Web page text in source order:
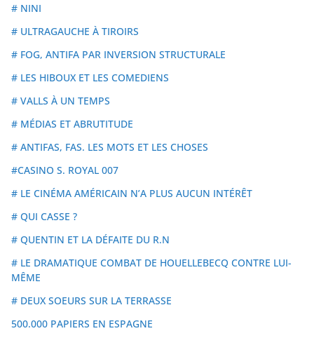
# NINI
# ULTRAGAUCHE À TIROIRS
# FOG, ANTIFA PAR INVERSION STRUCTURALE
# LES HIBOUX ET LES COMEDIENS
# VALLS À UN TEMPS
# MÉDIAS ET ABRUTITUDE
# ANTIFAS, FAS. LES MOTS ET LES CHOSES
#CASINO S. ROYAL 007
# LE CINÉMA AMÉRICAIN N’A PLUS AUCUN INTÉRÊT
# QUI CASSE ?
# QUENTIN ET LA DÉFAITE DU R.N
# LE DRAMATIQUE COMBAT DE HOUELLEBECQ CONTRE LUI-
MÊME
# DEUX SOEURS SUR LA TERRASSE
500.000 PAPIERS EN ESPAGNE